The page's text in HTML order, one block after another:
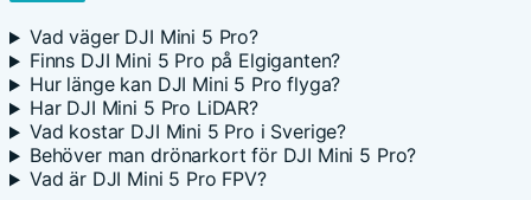
Vad väger DJI Mini 5 Pro?
Finns DJI Mini 5 Pro på Elgiganten?
Hur länge kan DJI Mini 5 Pro flyga?
Har DJI Mini 5 Pro LiDAR?
Vad kostar DJI Mini 5 Pro i Sverige?
Behöver man drönarkort för DJI Mini 5 Pro?
Vad är DJI Mini 5 Pro FPV?